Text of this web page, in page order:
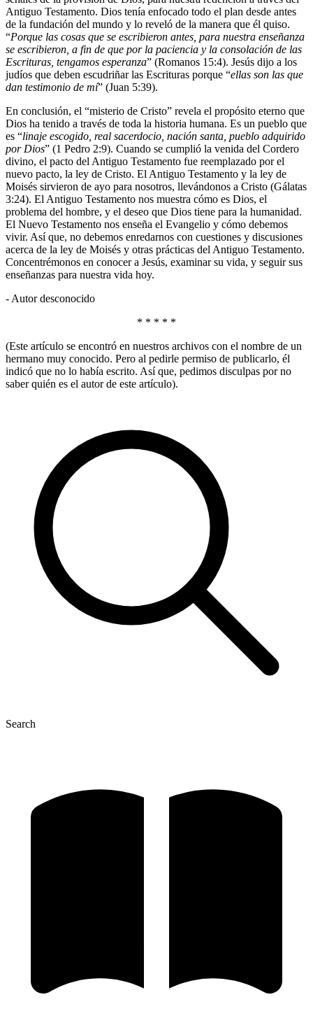
Antiguo Testamento. Dios tenía enfocado todo el plan desde antes
de la fundación del mundo y lo reveló de la manera que él quiso.
“Porque las cosas que se escribieron antes, para nuestra enseñanza
se escribieron, a fin de que por la paciencia y la consolación de las
Escrituras, tengamos esperanza” (Romanos 15:4). Jesús dijo a los
judíos que deben escudriñar las Escrituras porque “ellas son las que
dan testimonio de mí” (Juan 5:39).
En conclusión, el “misterio de Cristo” revela el propósito eterno que
Dios ha tenido a través de toda la historia humana. Es un pueblo que
es “linaje escogido, real sacerdocio, nación santa, pueblo adquirido
por Dios” (1 Pedro 2:9). Cuando se cumplió la venida del Cordero
divino, el pacto del Antiguo Testamento fue reemplazado por el
nuevo pacto, la ley de Cristo. El Antiguo Testamento y la ley de
Moisés sirvieron de ayo para nosotros, llevándonos a Cristo (Gálatas
3:24). El Antiguo Testamento nos muestra cómo es Dios, el
problema del hombre, y el deseo que Dios tiene para la humanidad.
El Nuevo Testamento nos enseña el Evangelio y cómo debemos
vivir. Así que, no debemos enredarnos con cuestiones y discusiones
acerca de la ley de Moisés y otras prácticas del Antiguo Testamento.
Concentrémonos en conocer a Jesús, examinar su vida, y seguir sus
enseñanzas para nuestra vida hoy.
- Autor desconocido
* * * * *
(Este artículo se encontró en nuestros archivos con el nombre de un
hermano muy conocido. Pero al pedirle permiso de publicarlo, él
indicó que no lo había escrito. Así que, pedimos disculpas por no
saber quién es el autor de este artículo).
Search